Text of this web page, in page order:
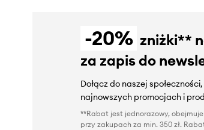
-20% zniżki**
za zapis do
Dołącz do naszej
najnowszych promocjach i
**Rabat jest jednorazowy,
przy zakupach za min. 350 zł.